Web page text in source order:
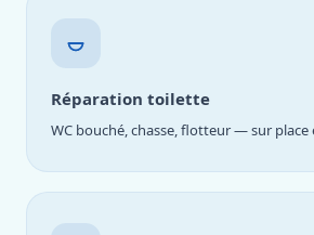
Réparation toilette
WC bouché, chasse, flotteur — sur place